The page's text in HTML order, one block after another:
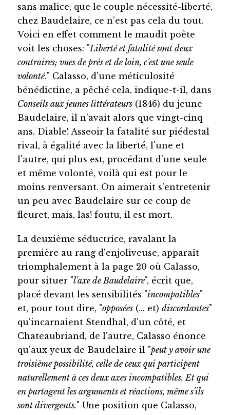
sans malice, que le couple nécessité-liberté,
chez Baudelaire, ce n'est pas cela du tout.
Voici en effet comment le maudit poète
voit les choses: "Liberté et fatalité sont deux
contraires; vues de près et de loin, c'est une seule
volonté." Calasso, d'une méticulosité
bénédictine, a pêché cela, indique-t-il, dans
Conseils aux jeunes littérateurs(1846) du jeune
Baudelaire, il n'avait alors que vingt-cinq
ans. Diable! Asseoir la fatalité sur piédestal
rival, à égalité avec la liberté, l'une et
l'autre, qui plus est, procédant d'une seule
et même volonté, voilà qui est pour le
moins renversant. On aimerait s'entretenir
un peu avec Baudelaire sur ce coup de
fleuret, mais, las! foutu, il est mort.
La deuxième séductrice, ravalant la
première au rang d'enjoliveuse, apparaît
triomphalement à la page 20 où Calasso,
pour situer "l'axe de Baudelaire", écrit que,
placé devant les sensibilités "incompatibles"
et, pour tout dire, "opposées(... et) discordantes"
qu'incarnaient Stendhal, d'un côté, et
Chateaubriand, de l'autre, Calasso énonce
qu'aux yeux de Baudelaire il "peut y avoir une
troisième possibilité, celle de ceux qui participent
naturellement à ces deux axes incompatibles. Et qui
en partagent les arguments et réactions, même s'ils
sont divergents." Une position que Calasso,